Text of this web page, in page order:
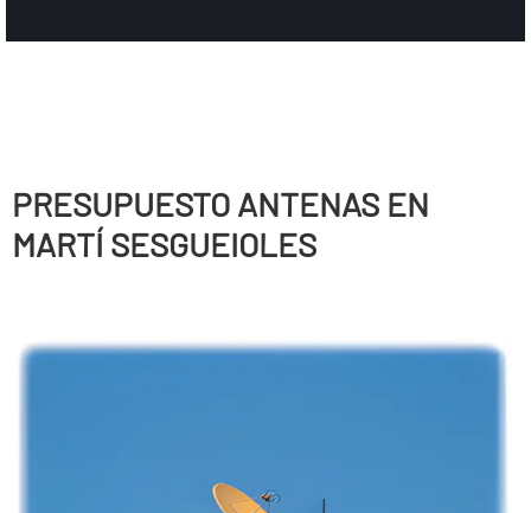
PRESUPUESTO ANTENAS EN
MARTÍ SESGUEIOLES